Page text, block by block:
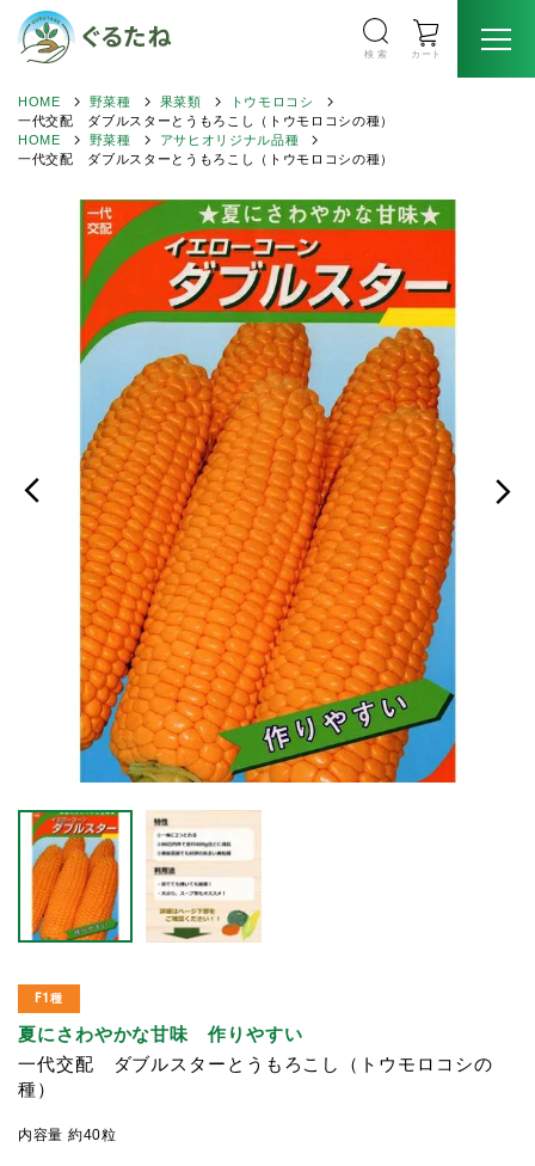
検 索 カート
HOME 野菜種 果菜類
トウモロコシ
一代交配 ダブルスターとうもろこし（トウモロコシの種）
HOME
野菜種
アサヒオリジナル品種
一代交配 ダブルスターとうもろこし（トウモロコシの種）
F1種
夏にさわやかな甘味 作りやすい
一代交配 ダブルスターとうもろこし（トウモロコシの
種）
内容量 約40粒